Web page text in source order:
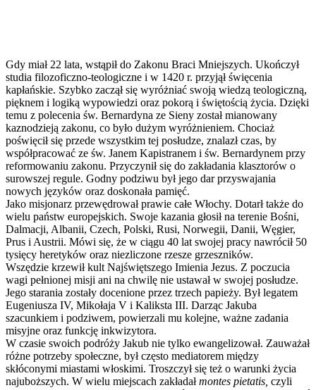
Gdy miał 22 lata, wstąpił do Zakonu Braci Mniejszych. Ukończył
studia filozoficzno-teologiczne i w 1420 r. przyjął święcenia
kapłańskie. Szybko zaczął się wyróżniać swoją wiedzą teologiczną,
pięknem i logiką wypowiedzi oraz pokorą i świętością życia. Dzięki
temu z polecenia św. Bernardyna ze Sieny został mianowany
kaznodzieją zakonu, co było dużym wyróżnieniem. Chociaż
poświęcił się przede wszystkim tej posłudze, znalazł czas, by
współpracować ze św. Janem Kapistranem i św. Bernardynem przy
reformowaniu zakonu. Przyczynił się do zakładania klasztorów o
surowszej regule. Godny podziwu był jego dar przyswajania
nowych języków oraz doskonała pamięć.
Jako misjonarz przewędrował prawie całe Włochy. Dotarł także do
wielu państw europejskich. Swoje kazania głosił na terenie Bośni,
Dalmacji, Albanii, Czech, Polski, Rusi, Norwegii, Danii, Węgier,
Prus i Austrii. Mówi się, że w ciągu 40 lat swojej pracy nawrócił 50
tysięcy heretyków oraz niezliczone rzesze grzeszników.
Wszędzie krzewił kult Najświętszego Imienia Jezus. Z poczucia
wagi pełnionej misji ani na chwilę nie ustawał w swojej posłudze.
Jego starania zostały docenione przez trzech papieży. Był legatem
Eugeniusza IV, Mikołaja V i Kaliksta III. Darząc Jakuba
szacunkiem i podziwem, powierzali mu kolejne, ważne zadania
misyjne oraz funkcję inkwizytora.
W czasie swoich podróży Jakub nie tylko ewangelizował. Zauważał
różne potrzeby społeczne, był często mediatorem między
skłóconymi miastami włoskimi. Troszczył się też o warunki życia
najuboższych. W wielu miejscach zakładałmontes pietatis, czyli